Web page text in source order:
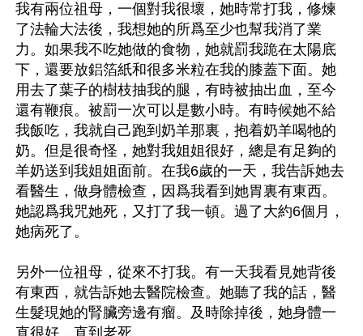
我有兩位祖母，一個對我很壞，她時常打我，修煉
了法輪大法後，我想她的所爲至少也幫我消了業
力。如果我不吃她做的食物，她就罰我跪在太陽底
下，還要放鋁箔紙和很多米粒在我的膝蓋下面。她
用去了葉子的樹枝抽我的腿，有時被抽出血，至今
還有鞭痕。被罰一次可以是數小時。有時候她不給
我飯吃，我就自己跑到奶羊那裏，抱着奶羊喝牠的
奶。但是很奇怪，她對我姐姐很好，總是有足夠的
羊奶送到我姐姐面前。在我6歲的一天，我告訴她去
看醫生，做身體檢查，因爲我看到她胃裏有東西。
她認爲我咒她死，又打了我一頓。過了大約6個月，
她病死了。
另外一位祖母，從來不打我。有一天我看見她背後
有東西，就告訴她去醫院檢查。她聽了我的話，醫
生髮現她的腎臟旁邊有瘤。及時除掉後，她身體一
直很好，直到老死。